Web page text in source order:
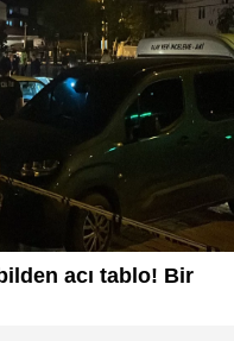
acı tablo! Bir